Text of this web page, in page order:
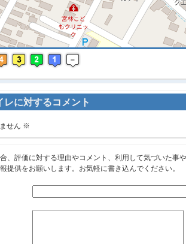
レに対するコメント
せん ※
、評価に対する理由やコメント、利用して気づいた事
提供をお願いします。お気軽に書き込んでください。